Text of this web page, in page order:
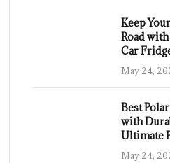
Keep
Road
Car
May 24,
Best
with
Ultimate
May 24,